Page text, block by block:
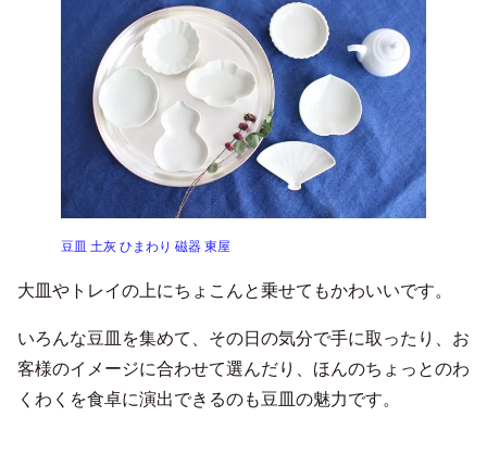
豆皿 土灰 ひまわり 磁器 東屋
大皿やトレイの上にちょこんと乗せてもかわいいです。
いろんな豆皿を集めて、その日の気分で手に取ったり、お
客様のイメージに合わせて選んだり、ほんのちょっとのわ
くわくを食卓に演出できるのも豆皿の魅力です。